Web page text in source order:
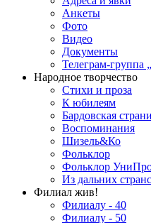
Анкеты
Фото
Видео
Документы
Телеграм-группа
Народное творчество
Стихи и проза
К юбилеям
Бардовская
Воспоминания
Шизель&Ко
Фольклор
Фольклор
Из дальних
Филиал жив!
Филиалу - 40
Филиалу - 50